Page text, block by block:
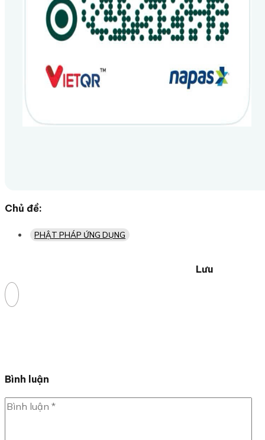
Chủ đề:
PHẬT PHÁP ỨNG DỤNG
Lưu
Bình luận